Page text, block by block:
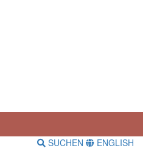
SUCHEN ENGLISH